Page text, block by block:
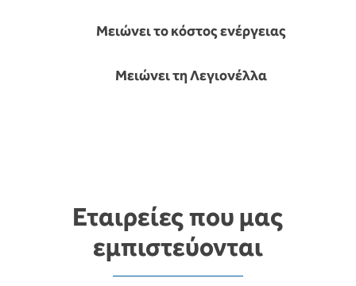
Μειώνει το κόστος ενέργειας
Μειώνει τη Λεγιονέλλα
Εταιρείες που μας
εμπιστεύονται